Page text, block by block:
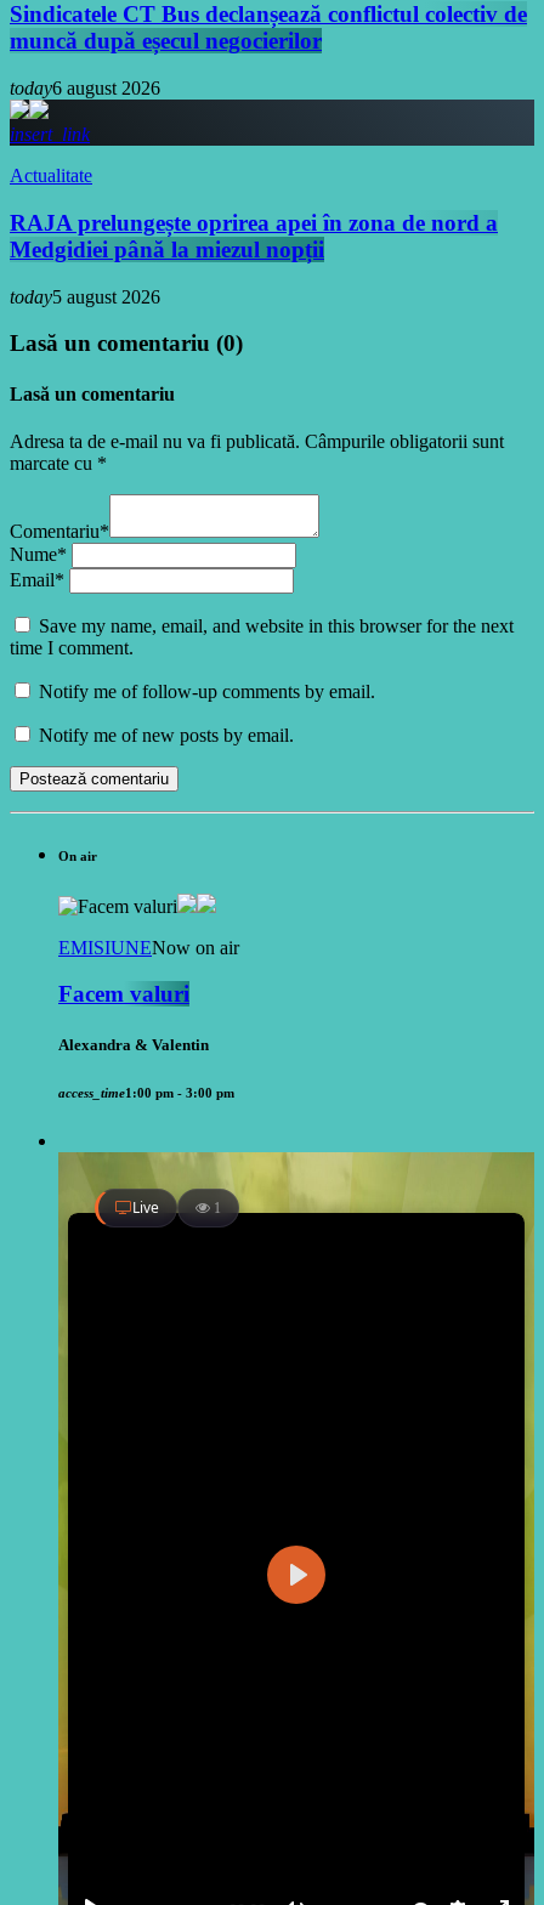
Sindicatele CT Bus declanșează conflictul colectiv de
muncă după eșecul negocierilor
today6 august 2026
insert_link
Actualitate
RAJA prelungește oprirea apei în zona de nord a
Medgidiei până la miezul nopții
today5 august 2026
Lasă un comentariu (0)
Lasă un comentariu
Adresa ta de e-mail nu va fi publicată. Câmpurile obligatorii sunt
marcate cu *
Comentariu*
Nume*
Email*
Save my name, email, and website in this browser for the next
time I comment.
Notify me of follow-up comments by email.
Notify me of new posts by email.
On air
EMISIUNENow on air
Facem valuri
Alexandra & Valentin
access_time1:00 pm - 3:00 pm